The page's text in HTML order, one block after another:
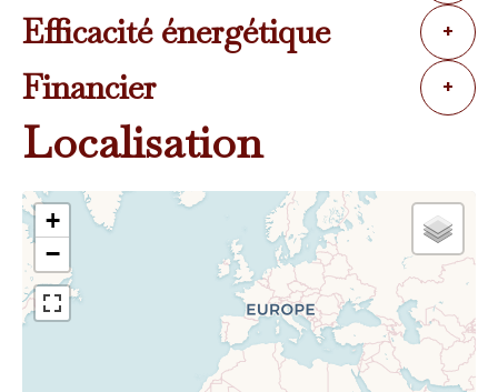
Efficacité énergétique +
Financier +
Localisation
+
−